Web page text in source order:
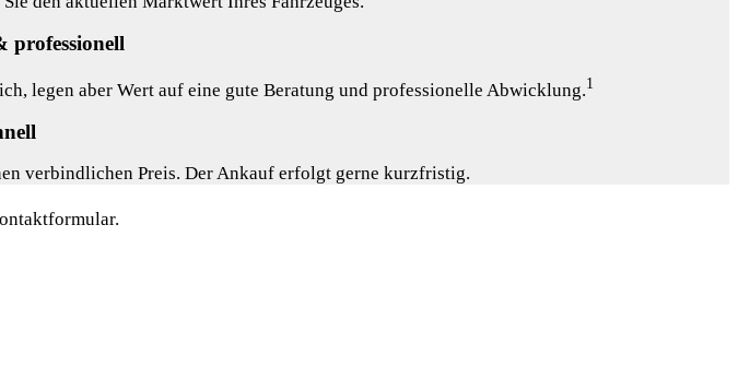
professionell
legen aber Wert auf eine gute Beratung und professionelle Abwicklung.1
verbindlichen Preis. Der Ankauf erfolgt gerne kurzfristig.